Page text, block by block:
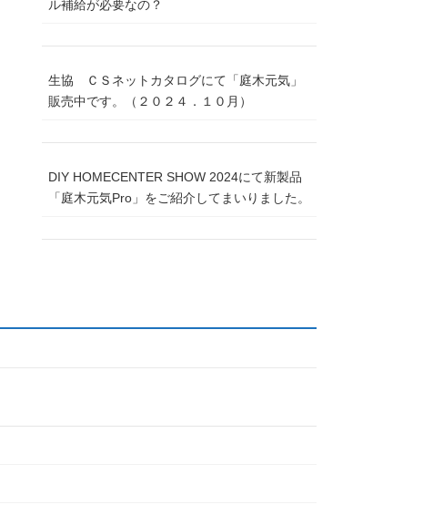
ル補給が必要なの？
生協 ＣＳネットカタログにて「庭木元気」
販売中です。（２０２４．１０月）
DIY HOMECENTER SHOW 2024にて新製品
「庭木元気Pro」をご紹介してまいりました。